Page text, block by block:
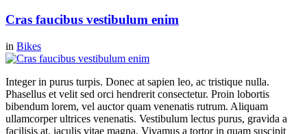
Cras faucibus vestibulum enim
in Bikes
Integer in purus turpis. Donec at sapien leo, ac tristique nulla.
Phasellus et velit sed orci hendrerit consectetur. Proin lobortis
bibendum lorem, vel auctor quam venenatis rutrum. Aliquam
ullamcorper ultrices venenatis. Vestibulum lectus purus, gravida a
facilisis at, iaculis vitae magna. Vivamus a tortor in quam suscipit